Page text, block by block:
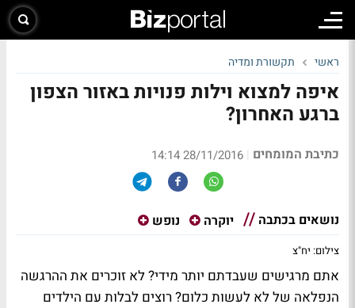
ראשי תקשורת ומדיה
איפה למצוא וילות פנויות באזור הצפון
ברגע האחרון?
כתיבת המומחים |
28/11/2016 14:14
נושאים בכתבה יוקרה נופש
צילום: יח"צ
אתם מרגישים שעבדתם יותר מידי? לא זוכרים את ההרגשה
הנפלאה של לא לעשות כלום? רוצים לבלות עם הילדים